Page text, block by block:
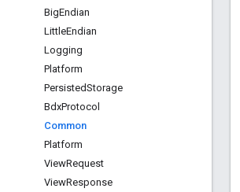
BigEndian
LittleEndian
Logging
Platform
PersistedStorage
BdxProtocol
Common
Platform
ViewRequest
ViewResponse